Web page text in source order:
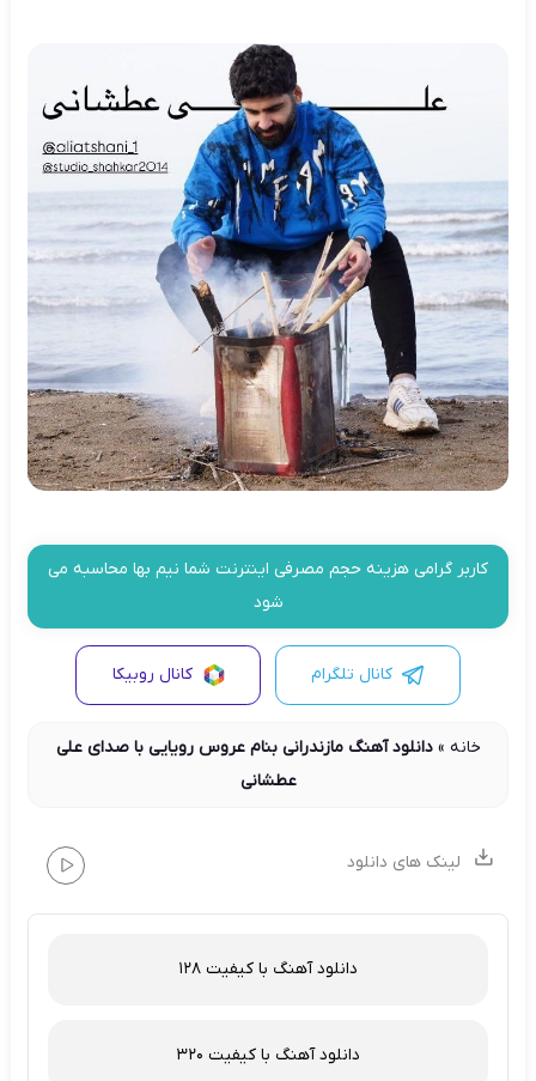
کاربر گرامی هزینه حجم مصرفی اینترنت شما نیم بها محاسبه می
شود
کانال تلگرام کانال روبیکا
خانه »دانلود آهنگ مازندرانی بنام عروس رویایی با صدای علی
عطشانی
لینک های دانلود
دانلود آهنگ با کیفیت 128
دانلود آهنگ با کیفیت 320